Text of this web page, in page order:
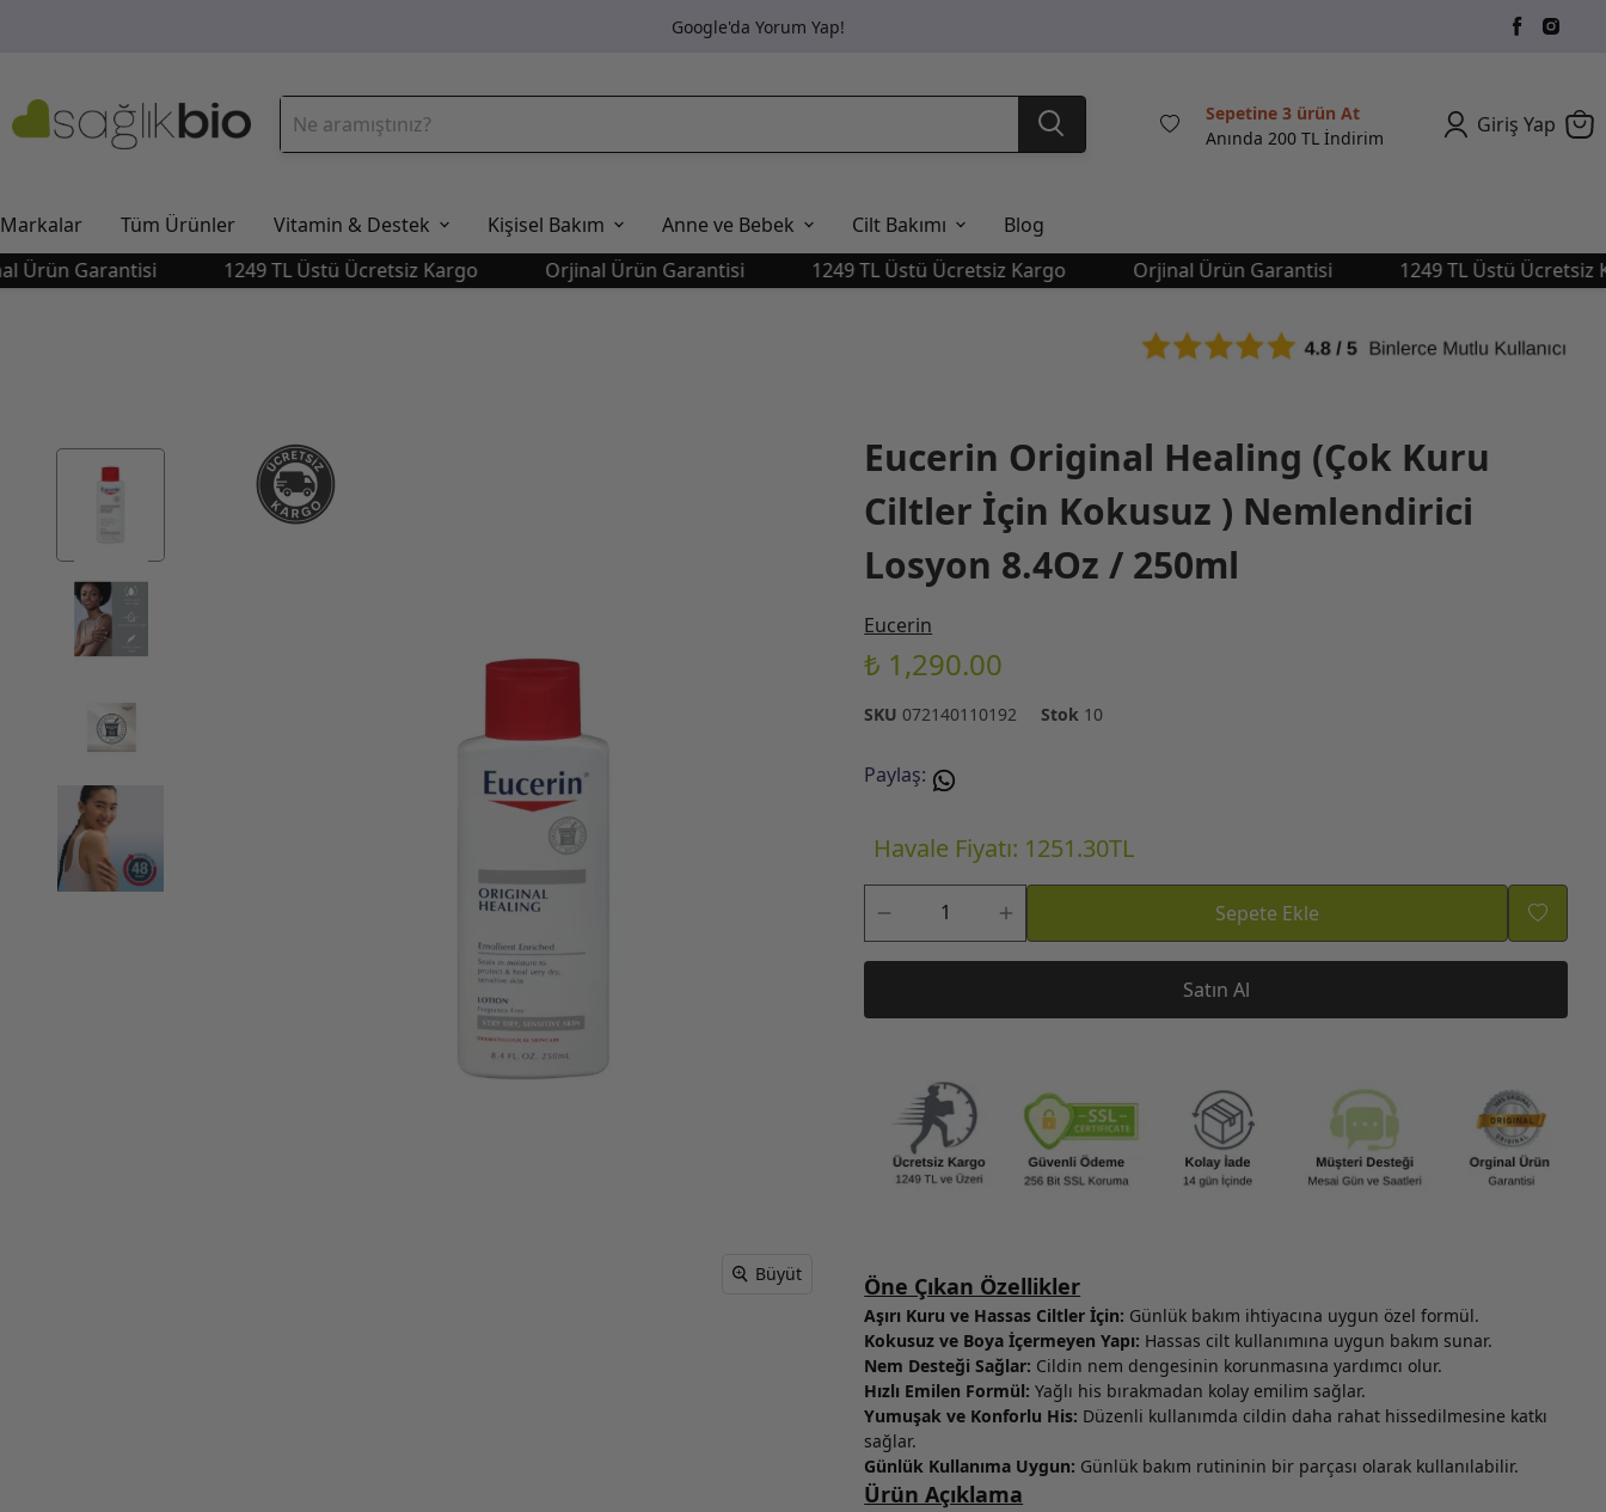
Google'da Yorum Yap!
Sepetine 3 ürün At
Anında 200 TL İndirim
Giriş Yap
Markalar Tüm Ürünler Vitamin & Destek Kişisel Bakım Anne ve Bebek Cilt Bakımı
Blog
Garantisi
1249 TL Üstü Ücretsiz Kargo Orjinal Ürün Garantisi 1249 TL Üstü Ücretsiz Kargo Orjinal Ürün Garantisi 1249 TL Üstü Ücretsiz
Büyüt
Eucerin Original Healing (Çok Kuru
Ciltler İçin Kokusuz ) Nemlendirici
Losyon 8.4Oz / 250ml
Eucerin
₺ 1,290.00
SKU 072140110192 Stok 10
Paylaş:
Havale Fiyatı: 1251.30TL
Sepete Ekle
Satın Al
Öne Çıkan Özellikler
Aşırı Kuru ve Hassas Ciltler İçin: Günlük bakım ihtiyacına uygun özel formül.
Kokusuz ve Boya İçermeyen Yapı: Hassas cilt kullanımına uygun bakım sunar.
Nem Desteği Sağlar: Cildin nem dengesinin korunmasına yardımcı olur.
Hızlı Emilen Formül: Yağlı his bırakmadan kolay emilim sağlar.
Yumuşak ve Konforlu His: Düzenli kullanımda cildin daha rahat hissedilmesine katkı
sağlar.
Günlük Kullanıma Uygun: Günlük bakım rutininin bir parçası olarak kullanılabilir.
Ürün Açıklama